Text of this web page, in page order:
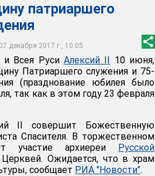
патриаршего
декабря 2017 г., 10:05
и Всея Руси Алексий II 10 июня,
Патриаршего служения и 75-
(празднование юбилея было
так как в этом году 23 февраля
II совершит Божественную
Спасителя. В торжественном
участие архиереи Русской
Ожидается, что в храм
сообщает РИА "Новости".